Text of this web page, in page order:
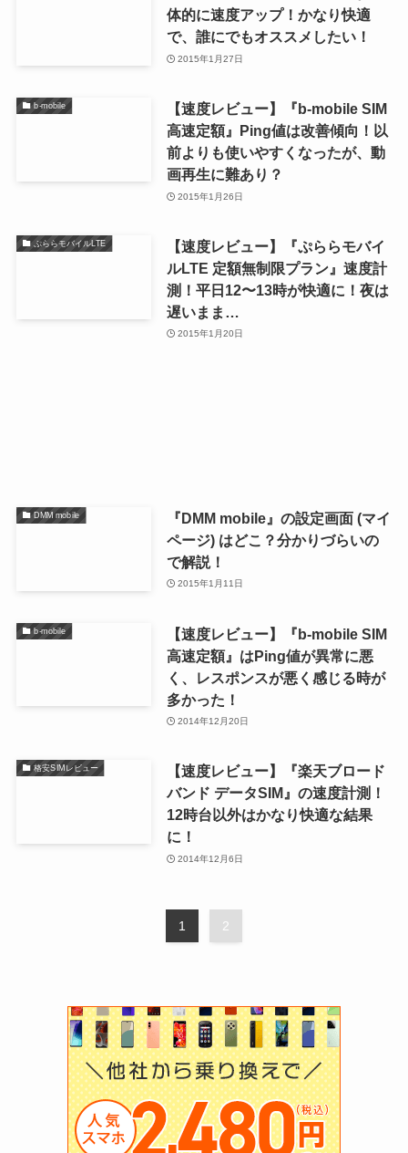
体的に速度アップ！かなり快適
で、誰にでもオススメしたい！
2015年1月27日
b-mobile
【速度レビュー】『b-mobile SIM
高速定額』Ping値は改善傾向！以
前よりも使いやすくなったが、動
画再生に難あり？
2015年1月26日
ぷららモバイルLTE
【速度レビュー】『ぷららモバイ
ルLTE 定額無制限プラン』速度計
測！平日12〜13時が快適に！夜は
遅いまま…
2015年1月20日
DMM mobile
『DMM mobile』の設定画面 (マイ
ページ) はどこ？分かりづらいの
で解説！
2015年1月11日
b-mobile
【速度レビュー】『b-mobile SIM
高速定額』はPing値が異常に悪
く、レスポンスが悪く感じる時が
多かった！
2014年12月20日
格安SIMレビュー
【速度レビュー】『楽天ブロード
バンド データSIM』の速度計測！
12時台以外はかなり快適な結果
に！
2014年12月6日
1 2